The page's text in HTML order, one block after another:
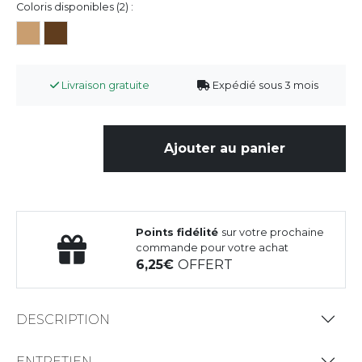
Coloris disponibles (2) :
Livraison gratuite Expédié sous 3 mois
Ajouter au panier
Points fidélité sur votre prochaine
commande pour votre achat
6,25OFFERT
DESCRIPTION